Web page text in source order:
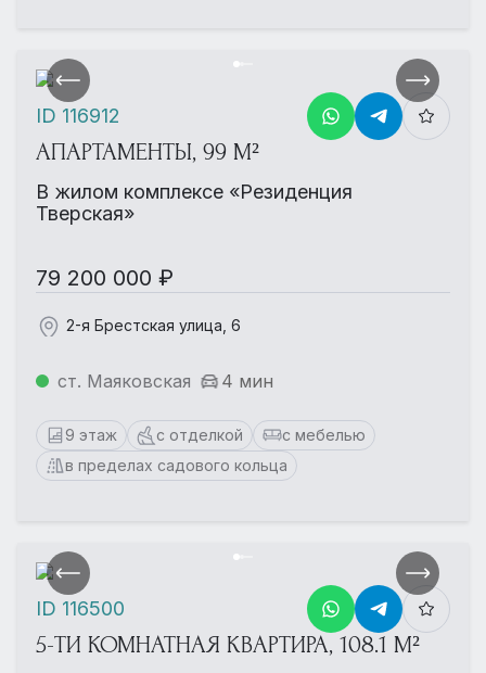
АПАРТАМЕНТЫ, 99 М²
В жилом комплексе «Резиденция
Тверская»
79 200 000 ₽
2-я Брестская улица, 6
ст. Маяковская 4 мин
9 этаж с отделкой
с мебелью
в пределах садового кольца
ID 116912
5-ТИ КОМНАТНАЯ КВАРТИРА, 108.1 М²
ID 116500